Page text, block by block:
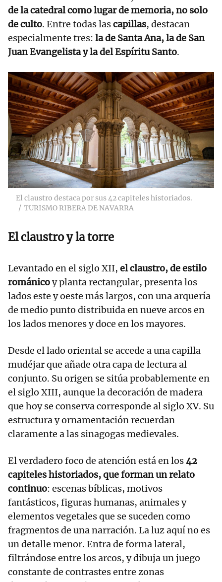
de la catedral como lugar de memoria, no solo
de culto. Entre todas lascapillas, destacan
especialmente tres: la de Santa Ana, la de San
Juan Evangelista y la del Espíritu Santo.
El claustro destaca por sus 42 capiteles historiados.
TURISMO RIBERA DE NAVARRA
El claustro y la torre
Levantado en el siglo XII, el claustro, de estilo
románicoy planta rectangular, presenta los
lados este y oeste más largos, con una arquería
de medio punto distribuida en nueve arcos en
los lados menores y doce en los mayores.
Desde el lado oriental se accede a una capilla
mudéjar que añade otra capa de lectura al
conjunto. Su origen se sitúa probablemente en
el siglo XIII, aunque la decoración de madera
que hoy se conserva corresponde al siglo XV. Su
estructura y ornamentación recuerdan
claramente a las sinagogas medievales.
El verdadero foco de atención está en los42
capiteles historiados, que forman un relato
continuo: escenas bíblicas, motivos
fantásticos, figuras humanas, animales y
elementos vegetales que se suceden como
fragmentos de una narración. La luz aquí no es
un detalle menor. Entra de forma lateral,
filtrándose entre los arcos, y dibuja un juego
constante de contrastes entre zonas